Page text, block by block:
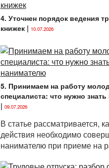
4. Уточнен порядок ведения
книжек| 10.07.2026
5. Принимаем на работу
специалиста: что нужно
| 09.07.2026
В статье рассматривается,
действия необходимо
нанимателю при приеме на